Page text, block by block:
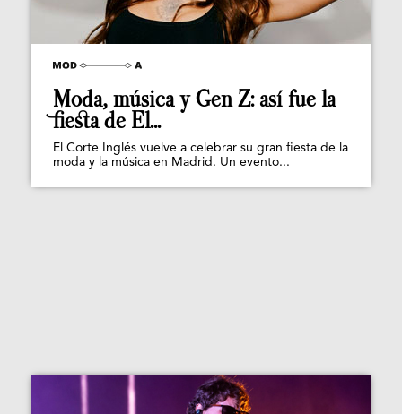
Moda, música y Gen Z: así fue la
fiesta de El...
El Corte Inglés vuelve a celebrar su gran fiesta de la
moda y la música en Madrid. Un evento...